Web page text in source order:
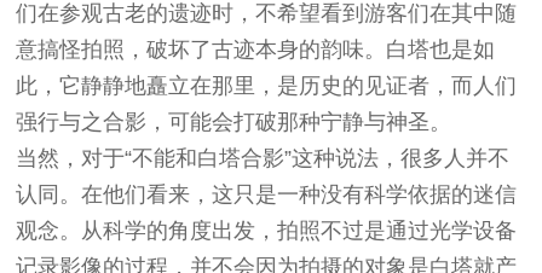
们在参观古老的遗迹时，不希望看到游客们在其中随
意搞怪拍照，破坏了古迹本身的韵味。白塔也是如
此，它静静地矗立在那里，是历史的见证者，而人们
强行与之合影，可能会打破那种宁静与神圣。
当然，对于“不能和白塔合影”这种说法，很多人并不
认同。在他们看来，这只是一种没有科学依据的迷信
观念。从科学的角度出发，拍照不过是通过光学设备
记录影像的过程，并不会因为拍摄的对象是白塔就产